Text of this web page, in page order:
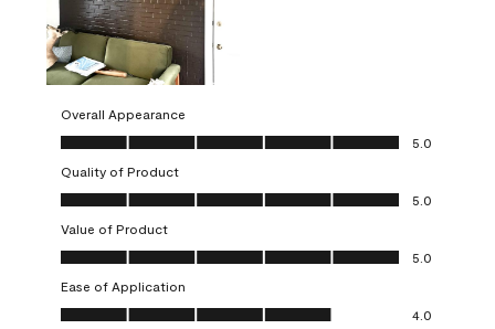
Overall Appearance
Overall Appearance, 5.0 out of 5
5.0
Quality of Product
Quality of Product, 5.0 out of 5
5.0
Value of Product
Value of Product, 5.0 out of 5
5.0
Ease of Application
Ease of Application, 4.0 out of 5
4.0